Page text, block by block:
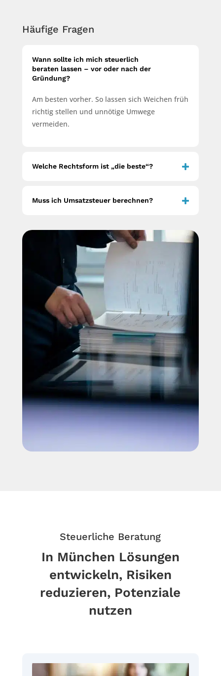
Häufige Fragen
Wann sollte ich mich steuerlich
beraten lassen – vor oder nach der
Gründung?
Am besten vorher. So lassen sich Weichen früh
richtig stellen und unnötige Umwege
vermeiden.
Welche Rechtsform ist „die beste“?
Muss ich Umsatzsteuer berechnen?
Steuerliche Beratung
In München Lösungen
entwickeln, Risiken
reduzieren, Potenziale
nutzen